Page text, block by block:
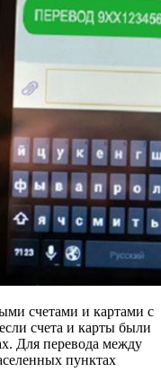
счетами и картами с
счета и карты были
Для перевода между
пунктах